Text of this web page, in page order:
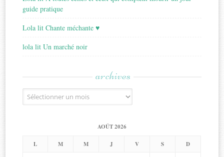
guide pratique
Lola lit Chante méchante ♥
lola lit Un marché noir
archives
Archives
AOÛT 2026
L M M J V S D